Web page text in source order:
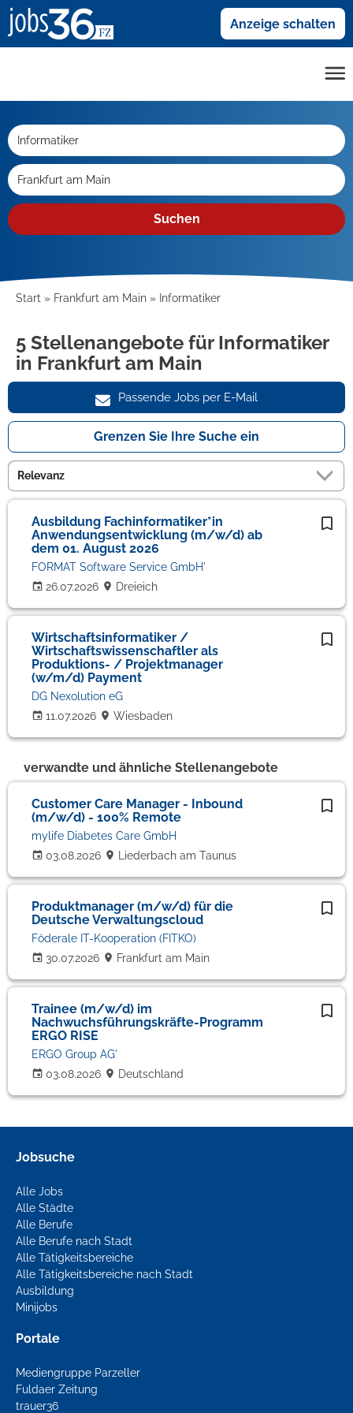
Anzeige schalten
Suchen
Start Frankfurt am Main Informatiker
5 Stellenangebote für Informatiker
in Frankfurt am Main
Passende Jobs per E-Mail
Grenzen Sie Ihre Suche ein
Ausbildung Fachinformatiker*in
Anwendungsentwicklung (m/w/d) ab
dem 01. August 2026
26.07.2026
FORMAT Software Service GmbH'
Dreieich
Wirtschaftsinformatiker /
Wirtschaftswissenschaftler als
Produktions- / Projektmanager
(w/m/d) Payment
11.07.2026
DG Nexolution eG
Wiesbaden
verwandte und ähnliche Stellenangebote
Customer Care Manager - Inbound
(m/w/d) - 100% Remote
03.08.2026
mylife Diabetes Care GmbH
Liederbach am Taunus
Produktmanager (m/w/d) für die
Deutsche Verwaltungscloud
30.07.2026
Föderale IT-Kooperation (FITKO)
Frankfurt am Main
Trainee (m/w/d) im
Nachwuchsführungskräfte-Programm
ERGO RISE
03.08.2026
ERGO Group AG'
Deutschland
Jobsuche
Alle Jobs
Alle Städte
Alle Berufe
Alle Berufe nach Stadt
Alle Tätigkeitsbereiche
Alle Tätigkeitsbereiche nach Stadt
Ausbildung
Minijobs
Portale
Mediengruppe Parzeller
Fuldaer Zeitung
trauer36